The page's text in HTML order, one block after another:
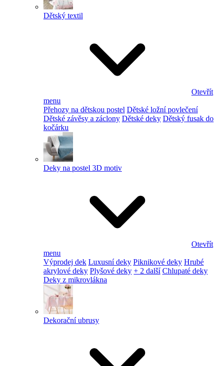
Dětský textil
Otevřít
menu
Přehozy na dětskou postel Dětské ložní povlečení
Dětské závěsy a záclony Dětské deky Dětský fusak do
kočárku
Deky na postel 3D motiv
Otevřít
menu
Výprodej dek Luxusní deky Piknikové deky Hrubé
akrylové deky Plyšové deky + 2 další Chlupaté deky
Deky z mikrovlákna
Dekorační ubrusy